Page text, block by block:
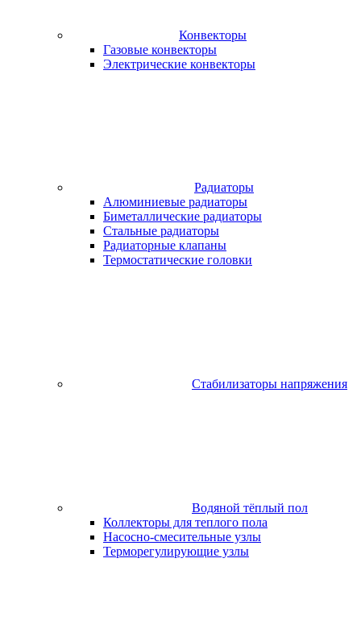
Конвекторы
Газовые конвекторы
Электрические конвекторы
Радиаторы
Алюминиевые радиаторы
Биметаллические радиаторы
Стальные радиаторы
Радиаторные клапаны
Термостатические головки
Стабилизаторы напряжения
Водяной тёплый пол
Коллекторы для теплого пола
Насосно-смесительные узлы
Терморегулирующие узлы